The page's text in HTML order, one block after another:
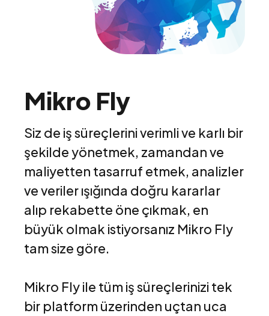
Mikro Fly
Siz de iş süreçlerini verimli ve karlı bir
şekilde yönetmek, zamandan ve
maliyetten tasarruf etmek, analizler
ve veriler ışığında doğru kararlar
alıp rekabette öne çıkmak, en
büyük olmak istiyorsanız Mikro Fly
tam size göre.
Mikro Fly ile tüm iş süreçlerinizi tek
bir platform üzerinden uçtan uca